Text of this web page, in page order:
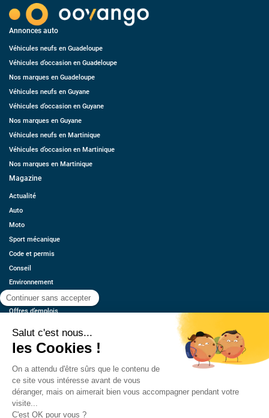
Annonces auto
Véhicules neufs en Guadeloupe
Véhicules d’occasion en Guadeloupe
Nos marques en Guadeloupe
Véhicules neufs en Guyane
Véhicules d’occasion en Guyane
Nos marques en Guyane
Véhicules neufs en Martinique
Véhicules d’occasion en Martinique
Nos marques en Martinique
Magazine
Actualité
Auto
Moto
Sport mécanique
Code et permis
Conseil
Environnement
Économie
Offres d’emplois
Contact
Estimez votre voiture
Mentions légales
CGU